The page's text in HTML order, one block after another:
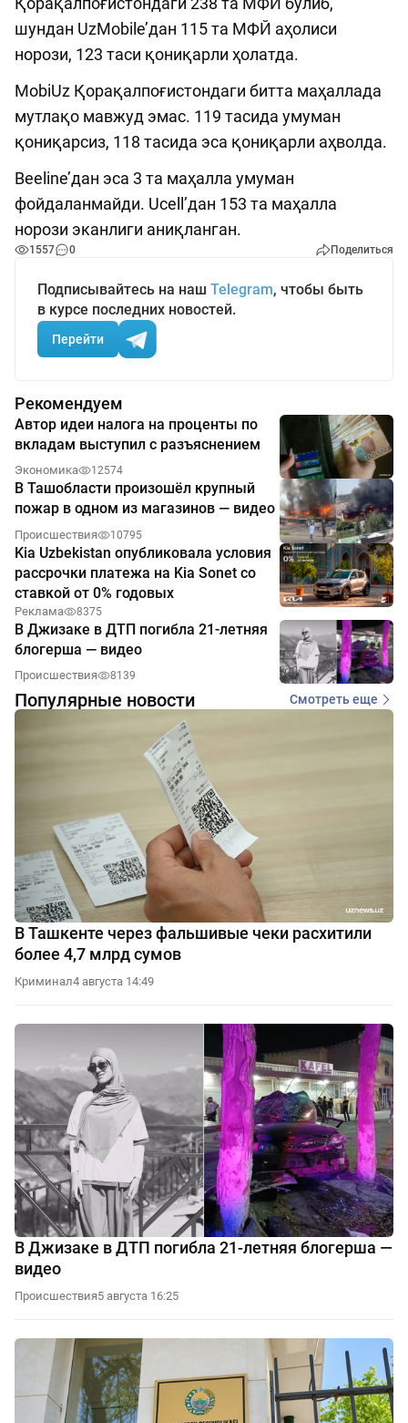
шундан UzMobile’дан 115 та МФЙ аҳолиси
норози, 123 таси қониқарли ҳолатда.
MobiUz Қорақалпоғистондаги битта маҳаллада
мутлақо мавжуд эмас. 119 тасида умуман
қониқарсиз, 118 тасида эса қониқарли аҳволда.
Beeline’дан эса 3 та маҳалла умуман
фойдаланмайди. Ucell’дан 153 та маҳалла
норози эканлиги аниқланган.
1557 0 Поделиться
Подписывайтесь на наш Telegram, чтобы быть
в курсе последних новостей.
Перейти
Рекомендуем
Автор идеи налога на проценты по
вкладам выступил с разъяснением
Экономика 12574
В Ташобласти произошёл крупный
пожар в одном из магазинов — видео
Происшествия 10795
Kia Uzbekistan опубликовала условия
рассрочки платежа на Kia Sonet со
ставкой от 0% годовых
Реклама 8375
В Джизаке в ДТП погибла 21-летняя
блогерша — видео
Происшествия 8139
Популярные новости Смотреть еще
В Ташкенте через фальшивые чеки расхитили
более 4,7 млрд сумов
Криминал4 августа 14:49
В Джизаке в ДТП погибла 21-летняя блогерша —
видео
Происшествия5 августа 16:25